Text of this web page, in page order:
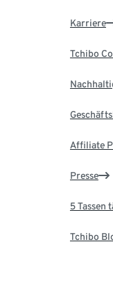
Karriere
Tchibo
Affiliate
Presse
5 Tassen
Tchibo